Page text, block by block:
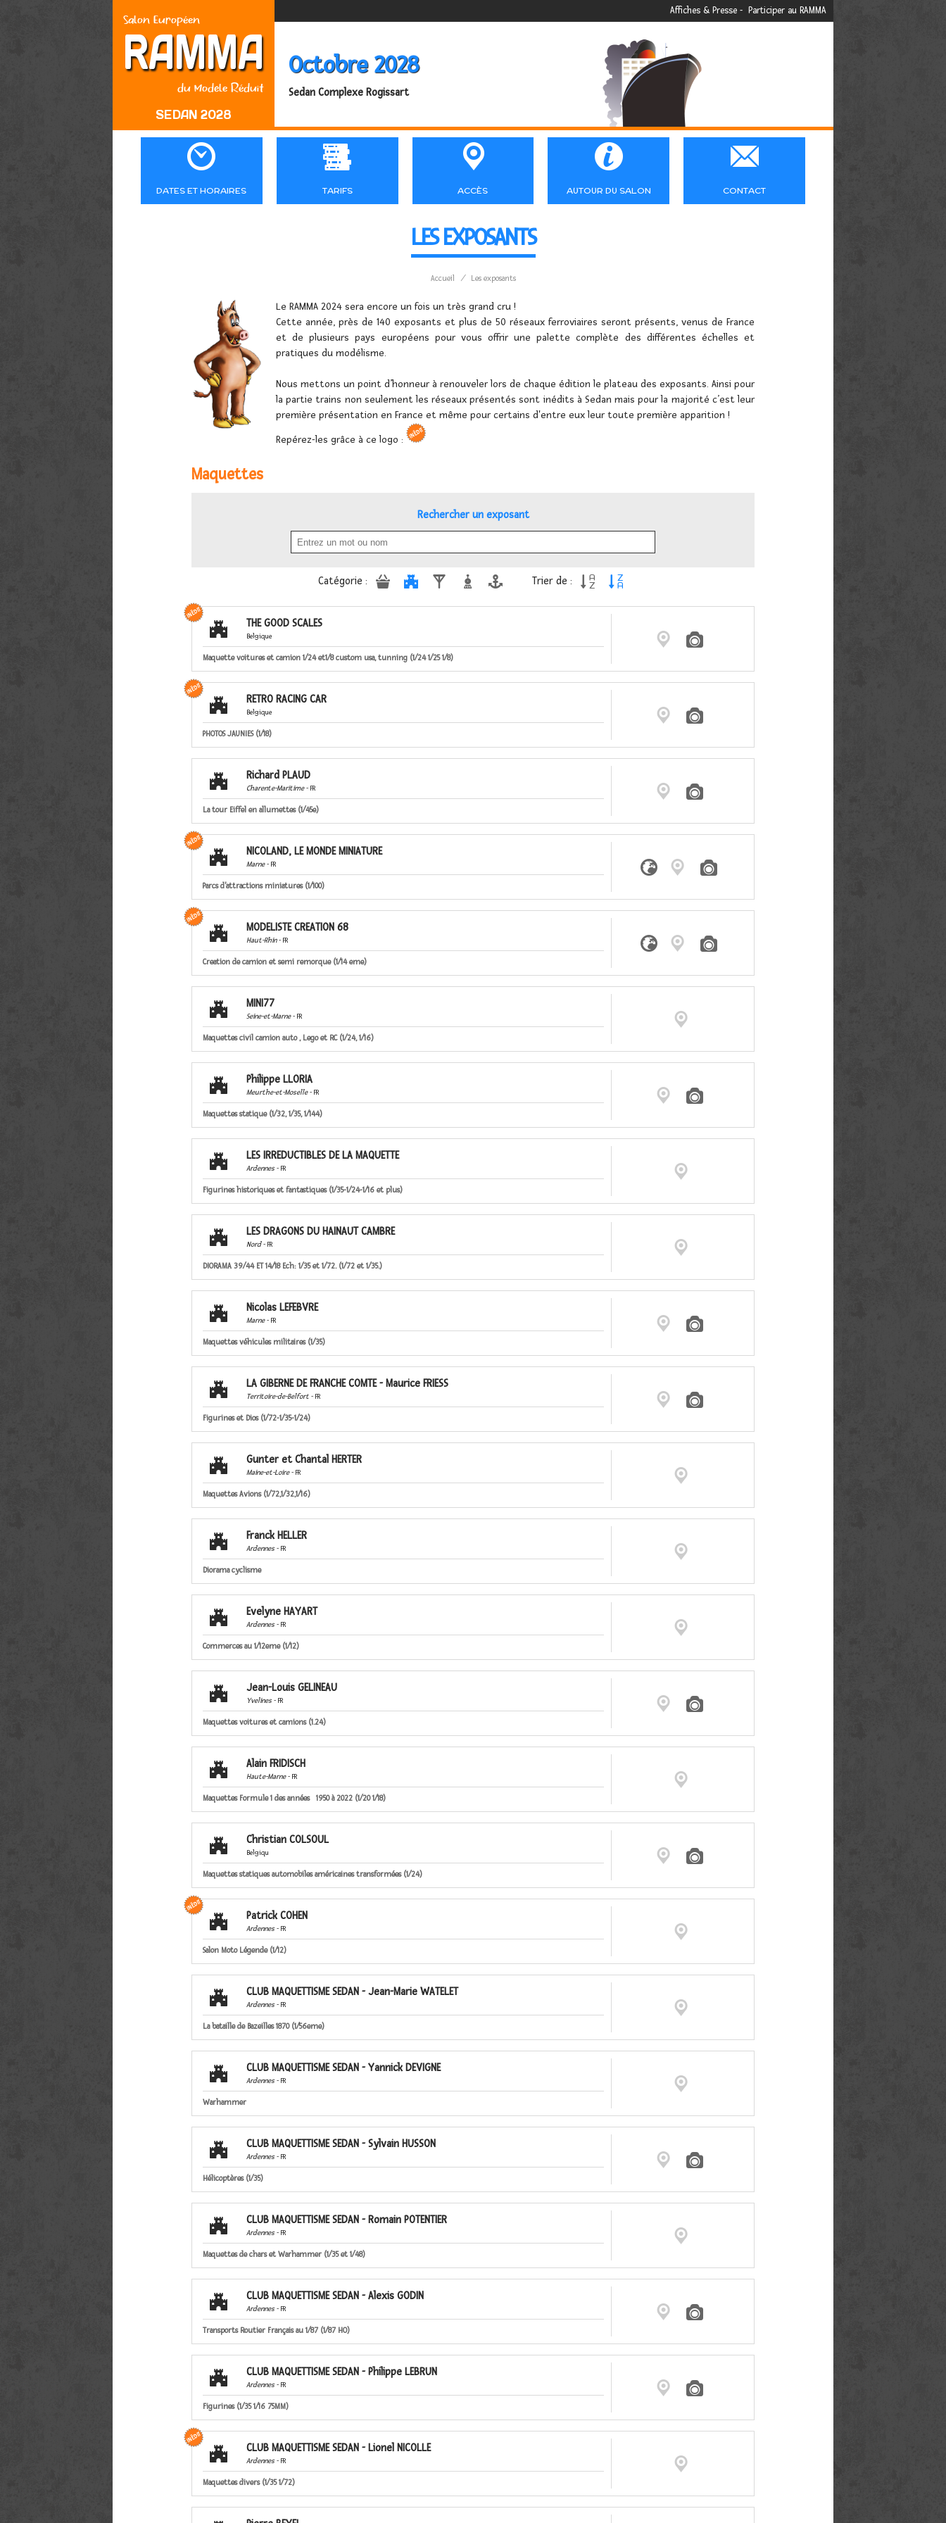
Affiches & Presse - Participer au RAMMA
Salon Européen
RAMMA
du Modèle Réduit
SEDAN 2028
Octobre 2028
Sedan Complexe Rogissart

DATES ET HORAIRES

TARIFS

ACCÈS

AUTOUR DU SALON

CONTACT
LES EXPOSANTS
Accueil / Les exposants
Le RAMMA 2024 sera encore un fois un très grand cru !
Cette année, près de 140 exposants et plus de 50 réseaux ferroviaires seront présents, venus de France
et de plusieurs pays européens pour vous offrir une palette complète des différentes échelles et
pratiques du modélisme.
Nous mettons un point d’honneur à renouveler lors de chaque édition le plateau des exposants. Ainsi pour
la partie trains non seulement les réseaux présentés sont inédits à Sedan mais pour la majorité c’est leur
première présentation en France et même pour certains d'entre eux leur toute première apparition !
Repérez-les grâce à ce logo :
Maquettes
Rechercher un exposant
Catégorie :      Trier de :  
 THE GOOD SCALES
Belgique
Maquette voitures et camion 1/24 et1/8 custom usa, tunning (1/24 1/25 1/8)
 
 RETRO RACING CAR
Belgique
PHOTOS JAUNIES (1/18)
 
 Richard PLAUD
Charente-Maritime- FR
La tour Eiffel en allumettes (1/45e)
 
 NICOLAND, LE MONDE MINIATURE
Marne- FR
Parcs d'attractions miniatures (1/100)
  
 MODELISTE CREATION 68
Haut-Rhin- FR
Creation de camion et semi remorque (1/14 eme)
  
 MINI77
Seine-et-Marne- FR
Maquettes civil camion auto , Lego et RC (1/24, 1/16)

 Philippe LLORIA
Meurthe-et-Moselle- FR
Maquettes statique (1/32, 1/35, 1/144)
 
 LES IRREDUCTIBLES DE LA MAQUETTE
Ardennes- FR
Figurines historiques et fantastiques (1/35-1/24-1/16 et plus)

 LES DRAGONS DU HAINAUT CAMBRE
Nord- FR
DIORAMA 39/44 ET 14/18 Ech: 1/35 et 1/72. (1/72 et 1/35.)

 Nicolas LEFEBVRE
Marne- FR
Maquettes véhicules militaires (1/35)
 
 LA GIBERNE DE FRANCHE COMTE - Maurice FRIESS
Territoire-de-Belfort - FR
Figurines et Dios (1/72-1/35-1/24)
 
 Gunter et Chantal HERTER
Maine-et-Loire- FR
Maquettes Avions (1/72,1/32,1/16)

 Franck HELLER
Ardennes- FR
Diorama cyclisme

 Evelyne HAYART
Ardennes- FR
Commerces au 1/12eme (1/12)

 Jean-Louis GELINEAU
Yvelines- FR
Maquettes voitures et camions (1.24)
 
 Alain FRIDISCH
Haute-Marne- FR
Maquettes Formule 1 des années 1950 à 2022 (1/20 1/18)

 Christian COLSOUL
Belgiqu
Maquettes statiques automobiles américaines transformées (1/24)
 
 Patrick COHEN
Ardennes- FR
Salon Moto Légende (1/12)

 CLUB MAQUETTISME SEDAN - Jean-Marie WATELET
Ardennes- FR
La bataille de Bazeilles 1870 (1/56eme)

 CLUB MAQUETTISME SEDAN - Yannick DEVIGNE
Ardennes- FR
Warhammer

 CLUB MAQUETTISME SEDAN - Sylvain HUSSON
Ardennes- FR
Hélicoptères (1/35)
 
 CLUB MAQUETTISME SEDAN - Romain POTENTIER
Ardennes- FR
Maquettes de chars et Warhammer (1/35 et 1/48)

 CLUB MAQUETTISME SEDAN - Alexis GODIN
Ardennes- FR
Transports Routier Français au 1/87 (1/87 HO)
 
 CLUB MAQUETTISME SEDAN - Philippe LEBRUN
Ardennes- FR
Figurines (1/35 1/16 75MM)
 
 CLUB MAQUETTISME SEDAN - Lionel NICOLLE
Ardennes- FR
Maquettes divers (1/35 1/72)
